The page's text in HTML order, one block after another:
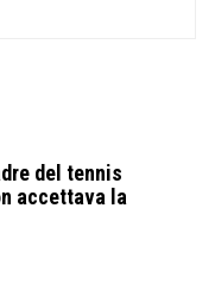
del tennis
accettava la